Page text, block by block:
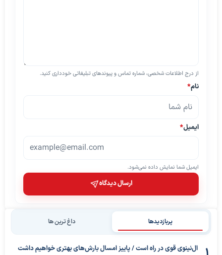
از درج اطلاعات شخصی، شماره تماس و پیوندهای تبلیغاتی خودداری کنید.
نام*
ایمیل*
ایمیل شما نمایش داده نمی‌شود.
ارسال دیدگاه
پربازدیدها داغ ترین ها
ال‌نینوی قوی در راه است / پاییز امسال بارش‌های بهتری خواهیم داشت